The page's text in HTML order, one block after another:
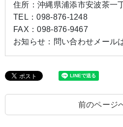
住所： 沖縄県浦添市安波茶一
TEL：098-876-1248
FAX：098-876-9467
お知らせ： 問い合わせメール
前のページ